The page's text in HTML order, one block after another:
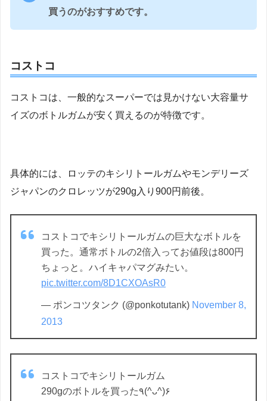
買うのがおすすめです。
コストコ
コストコは、一般的なスーパーでは見かけない大容量サ
イズのボトルガムが安く買えるのが特徴です。
具体的には、ロッテのキシリトールガムやモンデリーズ
ジャパンのクロレッツが290g入り900円前後。
コストコでキシリトールガムの巨大なボトルを
買った。通常ボトルの2倍入ってお値段は800円
ちょっと。ハイキャパマグみたい。
pic.twitter.com/8D1CXOAsR0
— ポンコツタンク (@ponkotutank) November 8,
2013
コストコでキシリトールガム
290gのボトルを買った٩(^ᴗ^)۶